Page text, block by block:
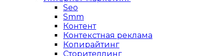
Seo
Smm
Контент
Контекстная реклама
Копирайтинг
Сторителлинг